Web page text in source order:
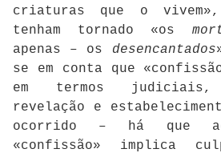
criaturas que o
tenham tornado «os
apenas – os desencantados
se em conta que
em termos
revelação e
ocorrido – há que
«confissão» implica